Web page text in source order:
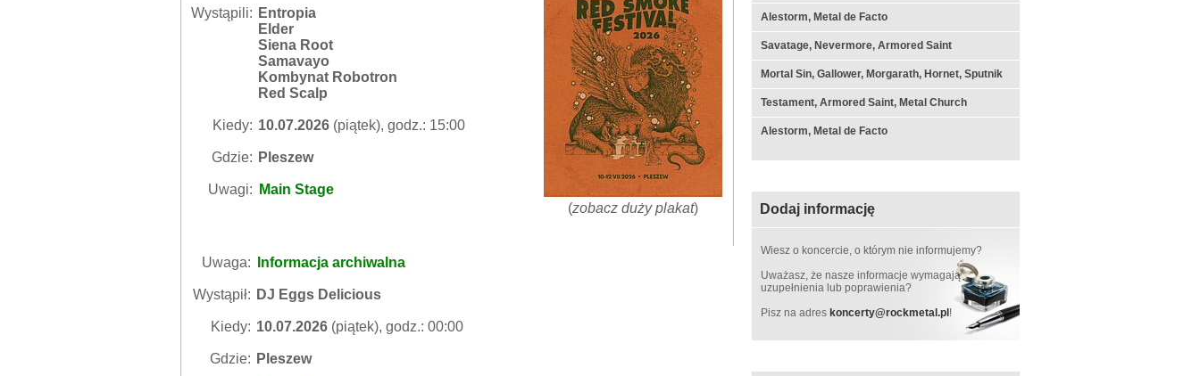
Wystąpili: Entropia
Elder
Siena Root
Samavayo
Kombynat Robotron
Red Scalp
Kiedy: 10.07.2026(piątek), godz.: 15:00
Gdzie: Pleszew
Uwagi:
Main Stage
(zobacz duży plakat)
Uwaga: Informacja archiwalna
Wystąpił: DJ Eggs Delicious
Kiedy: 10.07.2026(piątek), godz.: 00:00
Gdzie: Pleszew
Alestorm, Metal de Facto
Savatage, Nevermore, Armored Saint
Mortal Sin, Gallower, Morgarath, Hornet, Sputnik
Testament, Armored Saint, Metal Church
Alestorm, Metal de Facto
Dodaj informację
Wiesz o koncercie, o którym nie informujemy?
Uważasz, że nasze informacje wymagają
uzupełnienia lub poprawienia?
Pisz na adres koncerty@rockmetal.pl!